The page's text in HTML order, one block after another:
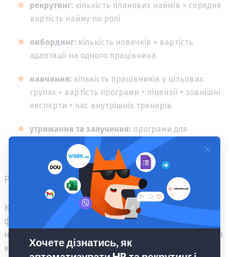
рекрутинг: кількість планових наймів × середня
вартість найму по ролі
онбординг: кількість новачків × вартість
адаптації на одного працівника
навчання: кількість працівників у цільових
групах × вартість програми + ліцензії + зовнішні
експерти + час внутрішніх тренерів
утримання та залучення: програми для
критичних груп + менеджерські інструменти +
регулярні вимірювання + визнання/комунікації
Розглянемо на прикладі:
Компанія на 180 людей планує за рік найняти 24
фахівців, очікує 8% плинності, запускає новий
напрям продажів і хоче зменшити time-to-fill для
комерційних ролей.